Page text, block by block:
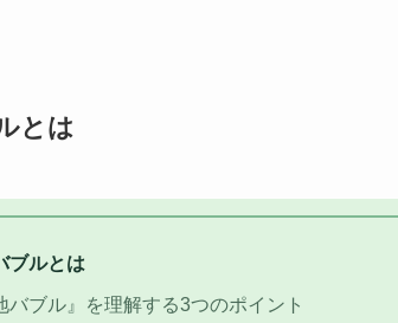
とは
ブルとは
バブル』を理解する3つのポイント